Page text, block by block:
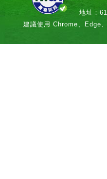
地址：
建議使用 Chrome、Edge